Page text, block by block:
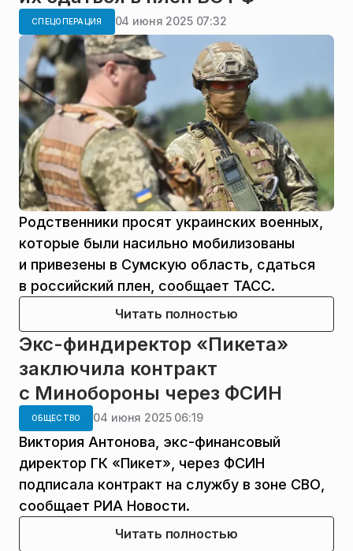
СПЕЦОПЕРАЦИЯ 04 июня 2025 07:32
Родственники просят украинских военных,
которые были насильно мобилизованы
и привезены в Сумскую область, сдаться
в российский плен, сообщает ТАСС.
Читать полностью
Экс-финдиректор «Пикета»
заключила контракт
с Минобороны через ФСИН
ОБЩЕСТВО 04 июня 2025 06:19
Виктория Антонова, экс-финансовый
директор ГК «Пикет», через ФСИН
подписала контракт на службу в зоне СВО,
сообщает РИА Новости.
Читать полностью